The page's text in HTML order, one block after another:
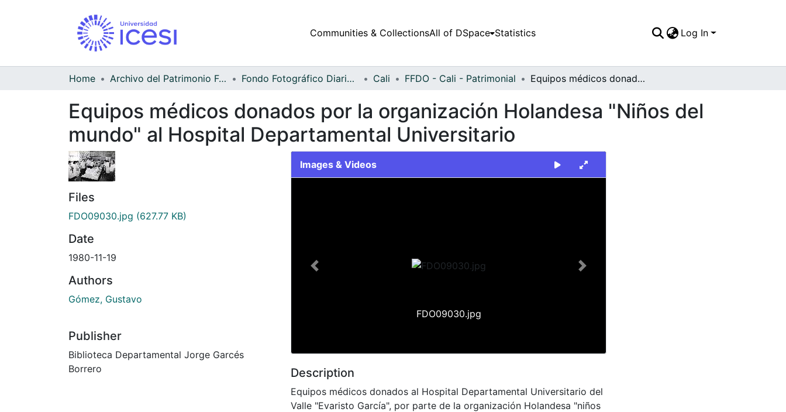
Communities & CollectionsAll of DSpace Statistics Log In
Home Archivo del Patrimonio Fotográfico y Fílmico del Valle del Cauca Fondo Fotográfico Diario Occidente Cali FFDO - Cali - Patrimonial Equipos médicos donados por la organización Holandesa "Niños del mundo" al Hospital Departamental Universitario
Equipos médicos donados por la organización Holandesa "Niños del
mundo" al Hospital Departamental Universitario
Files
FDO09030.jpg (627.77 KB)
Date
1980-11-19
Authors
Gómez, Gustavo
Publisher
Biblioteca Departamental Jorge Garcés
Borrero
Images & Videos
FDO09030.jpg
Previous Next
Description
Equipos médicos donados al Hospital Departamental Universitario del
Valle "Evaristo García", por parte de la organización Holandesa "niños